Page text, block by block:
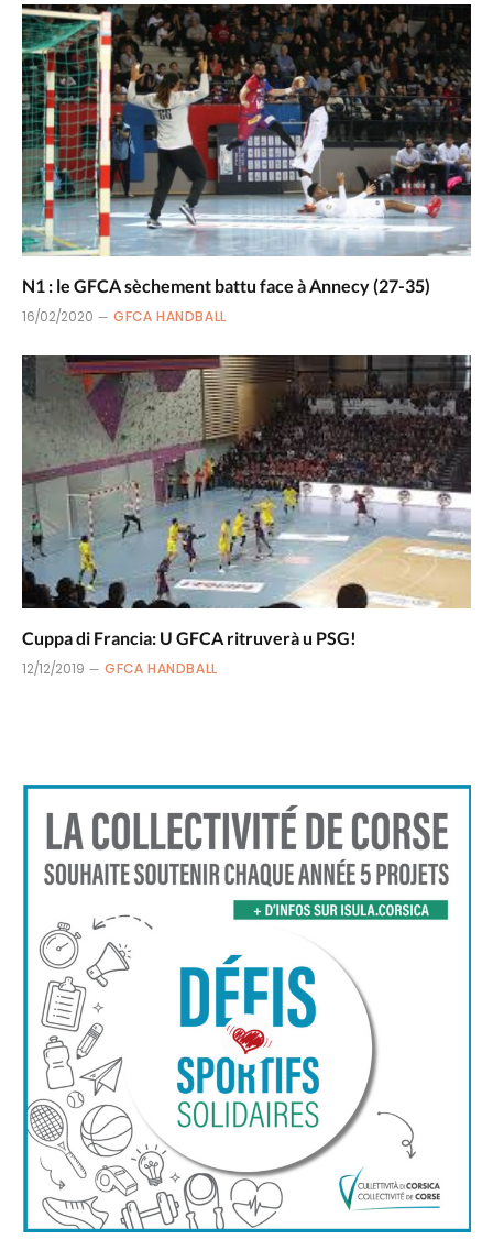
N1 : le GFCA sèchement battu face à Annecy (27-35)
16/02/2020 GFCA HANDBALL
Cuppa di Francia: U GFCA ritruverà u PSG!
12/12/2019 GFCA HANDBALL